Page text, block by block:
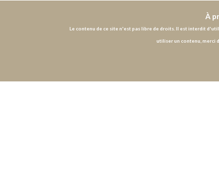
À
Le contenu de ce site n'est pas libre de droits. Il est interdit
utiliser un contenu, merci